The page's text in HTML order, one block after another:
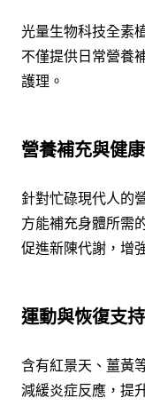
光量生物科技全素
不僅提供日常營養
護理。
營養補充與健
針對忙碌現代人的
方能補充身體所需
促進新陳代謝，增
運動與恢復支持
含有紅景天、薑黃
減緩炎症反應，提